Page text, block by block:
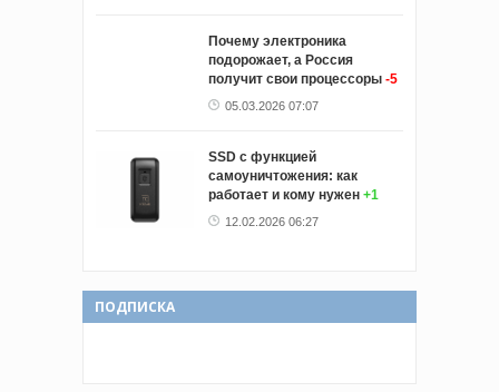
Почему электроника
подорожает, а Россия
получит свои процессоры -5
05.03.2026 07:07
SSD с функцией
самоуничтожения: как
работает и кому нужен +1
12.02.2026 06:27
ПОДПИСКА